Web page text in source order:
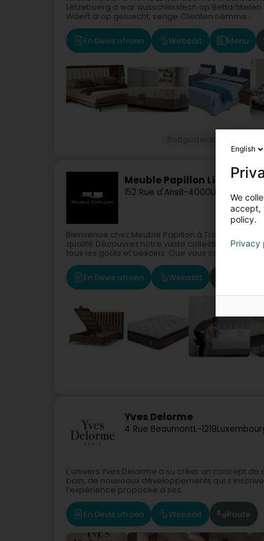
Lëtzebuerg a war ausschliisslech op
Wäert drop geluecht, senge Clienten nëmme...
En Devis ufroen Websäit Menu
Meuble Papillon Liège
152 Rue d'AnsB-4000Liège
Bienvenue chez Meuble Papillon à Trois-Ponts,
qualité.Découvrez notre vaste collection de lits
tous les goûts et besoins. Que vous soyez...
En Devis ufroen Websäit
Yves Delorme
4 Rue BeaumontL-1219
L'univers Yves Delorme a su créer un concept
bain, de nouveaux développements qui
l’expérience proposée à ses...
En Devis ufroen Websäit Route
English
We
accept,
policy.
Privacy